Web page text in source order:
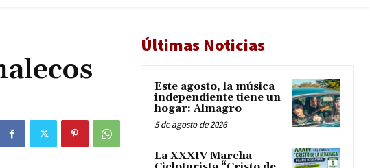
Últimas Noticias
Este agosto, la música
independiente tiene un
hogar: Almagro
5 de agosto de 2026
La XXXIV Marcha